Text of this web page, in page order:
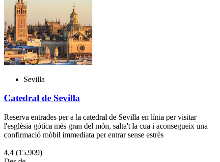
Sevilla
Catedral de Sevilla
Reserva entrades per a la catedral de Sevilla en línia per visitar
l'església gòtica més gran del món, salta't la cua i aconsegueix una
confirmació mòbil immediata per entrar sense estrès
4,4 (15.909)